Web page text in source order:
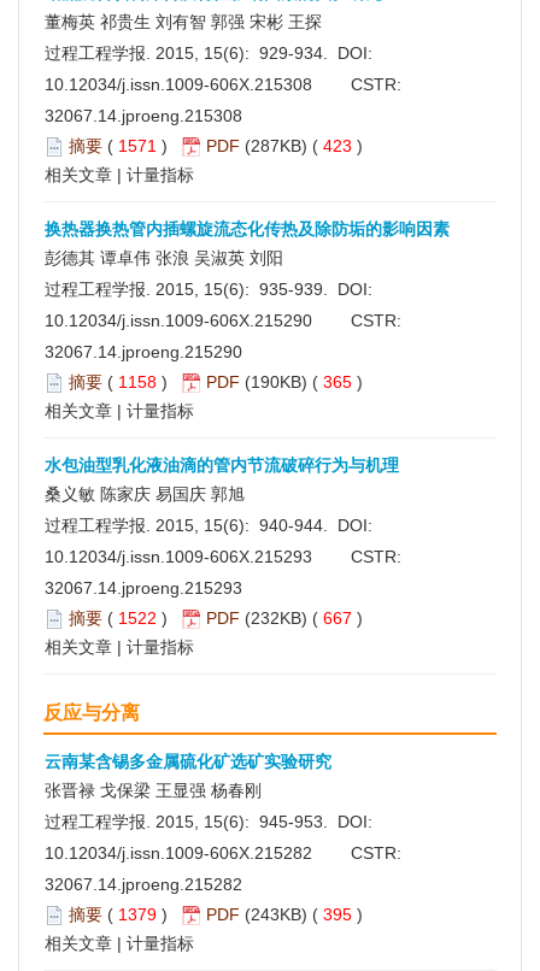
董梅英 祁贵生 刘有智 郭强 宋彬 王探
过程工程学报. 2015, 15(6): 929-934. DOI:
10.12034/j.issn.1009-606X.215308
CSTR:
32067.14.jproeng.215308
摘要 ( 1571 ) PDF (287KB) ( 423 )
相关文章 | 计量指标
换热器换热管内插螺旋流态化传热及除防垢的影响因素
彭德其 谭卓伟 张浪 吴淑英 刘阳
过程工程学报. 2015, 15(6): 935-939. DOI:
10.12034/j.issn.1009-606X.215290
CSTR:
32067.14.jproeng.215290
摘要 ( 1158 ) PDF (190KB) ( 365 )
相关文章 | 计量指标
水包油型乳化液油滴的管内节流破碎行为与机理
桑义敏 陈家庆 易国庆 郭旭
过程工程学报. 2015, 15(6): 940-944. DOI:
10.12034/j.issn.1009-606X.215293
CSTR:
32067.14.jproeng.215293
摘要 ( 1522 ) PDF (232KB) ( 667 )
相关文章 | 计量指标
反应与分离
云南某含锡多金属硫化矿选矿实验研究
张晋禄 戈保梁 王显强 杨春刚
过程工程学报. 2015, 15(6): 945-953. DOI:
10.12034/j.issn.1009-606X.215282
CSTR:
32067.14.jproeng.215282
摘要 ( 1379 ) PDF (243KB) ( 395 )
相关文章 | 计量指标